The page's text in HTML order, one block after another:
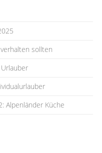
sollten
Alpenländer Küche